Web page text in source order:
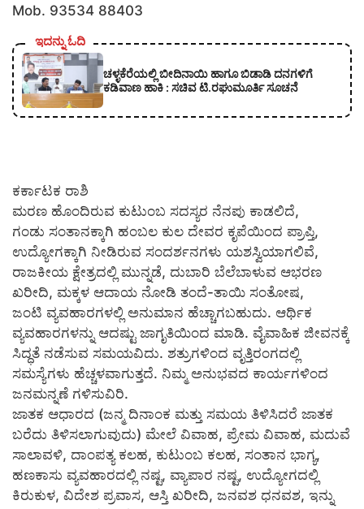
Mob. 93534 88403
ಇದನ್ನು ಓದಿ
ಚಳ್ಳಕೆರೆಯಲ್ಲಿ ಬೀದಿನಾಯಿ ಹಾಗೂ ಬಿಡಾಡಿ ದನಗಳಿಗೆ
ಕಡಿವಾಣ ಹಾಕಿ : ಸಚಿವ ಟಿ.ರಘುಮೂರ್ತಿ ಸೂಚನೆ
ಕರ್ಕಾಟಕ ರಾಶಿ
ಮರಣ ಹೊಂದಿರುವ ಕುಟುಂಬ ಸದಸ್ಯರ ನೆನಪು ಕಾಡಲಿದೆ,
ಗಂಡು ಸಂತಾನಕ್ಕಾಗಿ ಹಂಬಲ ಕುಲ ದೇವರ ಕೃಪೆಯಿಂದ ಪ್ರಾಪ್ತಿ,
ಉದ್ಯೋಗಕ್ಕಾಗಿ ನೀಡಿರುವ ಸಂದರ್ಶನಗಳು ಯಶಸ್ವಿಯಾಗಲಿವೆ,
ರಾಜಕೀಯ ಕ್ಷೇತ್ರದಲ್ಲಿ ಮುನ್ನಡೆ, ದುಬಾರಿ ಬೆಲೆಬಾಳುವ ಆಭರಣ
ಖರೀದಿ, ಮಕ್ಕಳ ಆದಾಯ ನೋಡಿ ತಂದೆ-ತಾಯಿ ಸಂತೋಷ,
ಜಂಟಿ ವ್ಯವಹಾರಗಳಲ್ಲಿ ಅನುಮಾನ ಹೆಚ್ಚಾಗಬಹುದು. ಆರ್ಥಿಕ
ವ್ಯವಹಾರಗಳನ್ನು ಆದಷ್ಟು ಜಾಗೃತಿಯಿಂದ ಮಾಡಿ. ವೈವಾಹಿಕ ಜೀವನಕ್ಕೆ
ಸಿದ್ಧತೆ ನಡೆಸುವ ಸಮಯವಿದು. ಶತ್ರುಗಳಿಂದ ವೃತ್ತಿರಂಗದಲ್ಲಿ
ಸಮಸ್ಯೆಗಳು ಹೆಚ್ಚಳವಾಗುತ್ತದೆ. ನಿಮ್ಮ ಅನುಭವದ ಕಾರ್ಯಗಳಿಂದ
ಜನಮನ್ನಣೆ ಗಳಿಸುವಿರಿ.
ಜಾತಕ ಆಧಾರದ (ಜನ್ಮ ದಿನಾಂಕ ಮತ್ತು ಸಮಯ ತಿಳಿಸಿದರೆ ಜಾತಕ
ಬರೆದು ತಿಳಿಸಲಾಗುವುದು) ಮೇಲೆ ವಿವಾಹ, ಪ್ರೇಮ ವಿವಾಹ, ಮದುವೆ
ಸಾಲಾವಳಿ, ದಾಂಪತ್ಯ ಕಲಹ, ಕುಟುಂಬ ಕಲಹ, ಸಂತಾನ ಭಾಗ್ಯ,
ಹಣಕಾಸು ವ್ಯವಹಾರದಲ್ಲಿ ನಷ್ಟ, ವ್ಯಾಪಾರ ನಷ್ಟ, ಉದ್ಯೋಗದಲ್ಲಿ
ಕಿರುಕುಳ, ವಿದೇಶ ಪ್ರವಾಸ, ಆಸ್ತಿ ಖರೀದಿ, ಜನವಶ ಧನವಶ, ಇನ್ನು